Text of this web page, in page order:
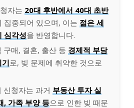
자는 20대 후반에서 40대 초반
집중되어 있으며, 이는 젊은 세
심각성을 반영합니다.
구매, 결혼, 출산 등 경제적 부담
로, 빚 문제에 취약한 것으로
신청자는 과거 부동산 투자 실
, 가족 부양 등으로 인한 빚 때문